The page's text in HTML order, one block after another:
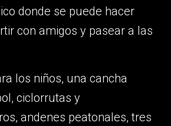
donde se puede hacer
con amigos y pasear a las
los niños, una cancha
ciclorrutas y
andenes peatonales, tres